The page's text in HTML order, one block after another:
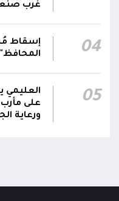
01:12
أقر
والتوجيهات
العسكرية
بين مؤسسات
غرب
04
إسقاط
05
العليمي
على مأرب
ورعاية